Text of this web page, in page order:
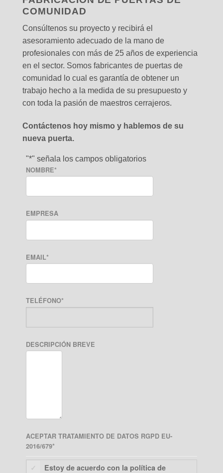
COMUNIDAD
Consúltenos su proyecto y recibirá el
asesoramiento adecuado de la mano de
profesionales con más de 25 años de experiencia
en el sector. Somos fabricantes de puertas de
comunidad lo cual es garantía de obtener un
trabajo hecho a la medida de su presupuesto y
con toda la pasión de maestros cerrajeros.
Contáctenos hoy mismo y hablemos de su
nueva puerta.
"*" señala los campos obligatorios
NOMBRE*
EMPRESA
EMAIL*
TELÉFONO*
DESCRIPCIÓN BREVE
ACEPTAR TRATAMIENTO DE DATOS RGPD EU-
2016/679*
Estoy de acuerdo con la política de